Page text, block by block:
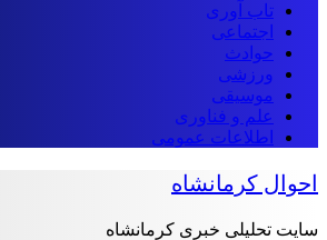
تاب آوری
اجتماعی
حوادث
ورزشی
موسیقی
علم و فناوری
اطلاعات عمومی
احوال کرمانشاه
سایت تحلیلی خبری کرمانشاه